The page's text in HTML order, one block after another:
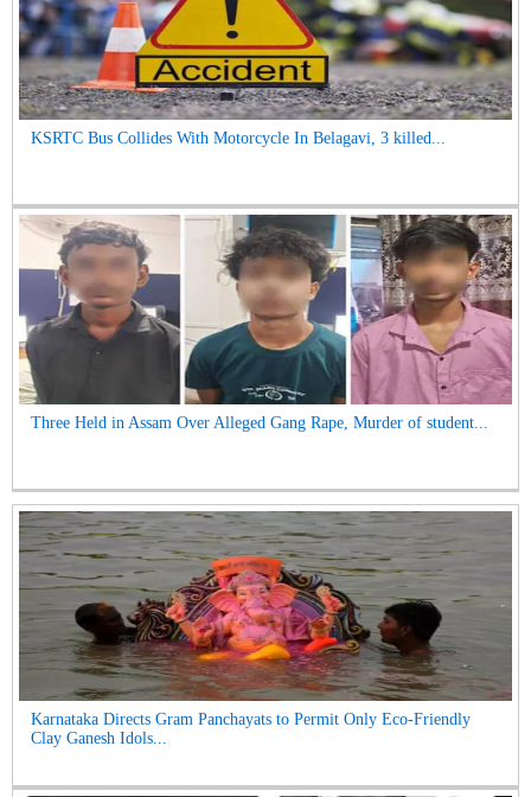
KSRTC Bus Collides With Motorcycle In Belagavi, 3 killed...
Three Held in Assam Over Alleged Gang Rape, Murder of student...
Karnataka Directs Gram Panchayats to Permit Only Eco-Friendly
Clay Ganesh Idols...